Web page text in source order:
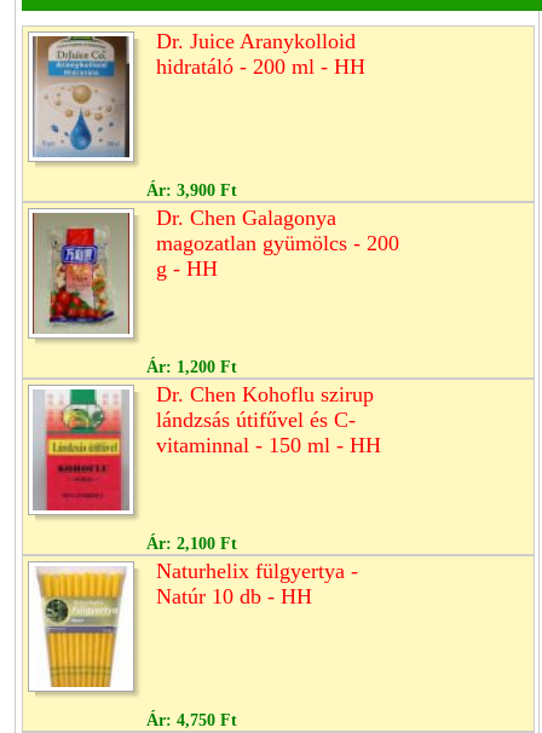
Dr. Juice Aranykolloid
hidratáló - 200 ml - HH
Ár: 3,900 Ft
Dr. Chen Galagonya
magozatlan gyümölcs - 200
g - HH
Ár: 1,200 Ft
Dr. Chen Kohoflu szirup
lándzsás útifűvel és C-
vitaminnal - 150 ml - HH
Ár: 2,100 Ft
Naturhelix fülgyertya -
Natúr 10 db - HH
Ár: 4,750 Ft